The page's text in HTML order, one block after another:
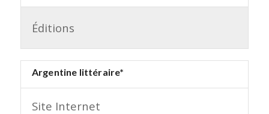
Éditions
Argentine littéraire*
Site Internet